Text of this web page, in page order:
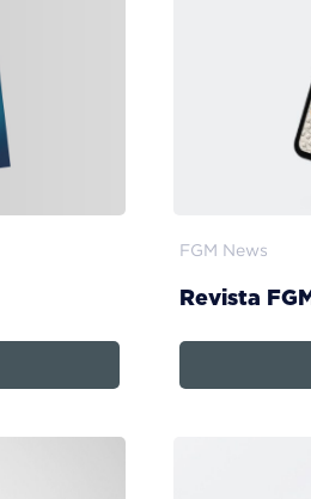
FGM News
Revista